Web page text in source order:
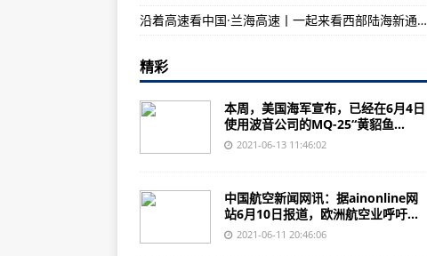
沿着高速看中国·兰海高速丨一起来看西部陆海新通道重要枢纽
精彩
本周，美国海军宣布，已经在6月4日
使用波音公司的MQ-25“黄貂鱼...
2021-06-13 11:46:02
中国航空新闻网讯：据ainonline网
站6月10日报道，欧洲航空业呼吁...
2021-06-11 20:46:06